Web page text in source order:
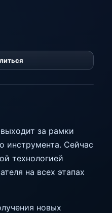
за рамки
инструмента. Сейчас
технологией
на всех этапах
новых